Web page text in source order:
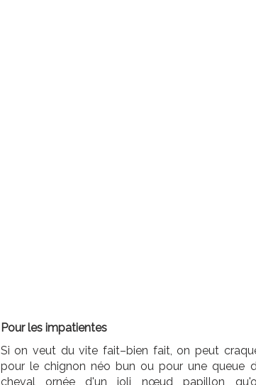
Pour les impatientes
Si on veut du vite fait–bien fait, on peut
pour le chignon néo bun ou pour une queue
cheval ornée d'un joli nœud papillon